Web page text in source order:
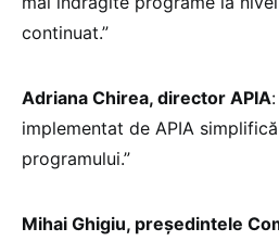
continuat.”
Adriana Chirea, director APIA
implementat de APIA
programului.”
Mihai Ghigiu, președintele